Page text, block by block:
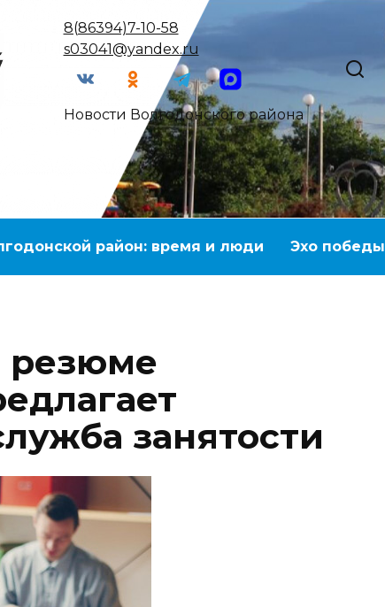
8(86394)7-10-58
s03041@yandex.ru
Новости Волгодонского района
район: время и люди Эхо победы
резюме
занятости